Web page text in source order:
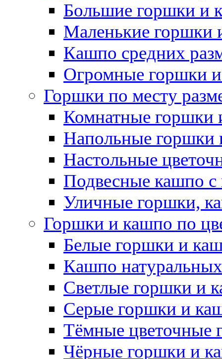
Большие горшки и
Маленькие горшки
Кашпо средних
Огромные горшки
Горшки по месту
Комнатные горшки
Напольные горшки
Настольные
Подвесные кашпо с
Уличные горшки,
Горшки и кашпо по
Белые горшки и
Кашпо
Светлые горшки и
Серые горшки и
Тёмные цветочные
Чёрные горшки и